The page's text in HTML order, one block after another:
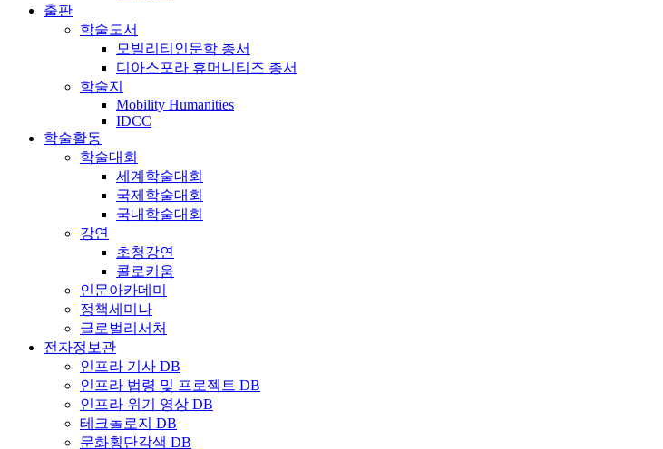
출판
학술도서
모빌리티인문학 총서
디아스포라 휴머니티즈 총서
학술지
Mobility Humanities
IDCC
학술활동
학술대회
세계학술대회
국제학술대회
국내학술대회
강연
초청강연
콜로키움
인문아카데미
정책세미나
글로벌리서처
전자정보관
인프라 기사 DB
인프라 법령 및 프로젝트 DB
인프라 위기 영상 DB
테크놀로지 DB
문화횡단각색 DB